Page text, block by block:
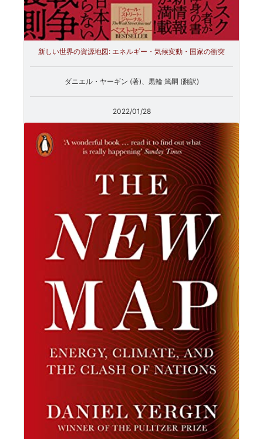
新しい世界の資源地図: エネルギー・気候変動・国家の衝突
ダニエル・ヤーギン (著)、黒輪 篤嗣 (翻訳)
2022/01/28